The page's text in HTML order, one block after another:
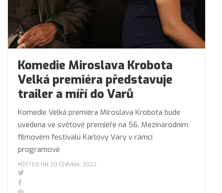
Komedie Miroslava Krobota
Velká premiéra představuje
trailer a míří do Varů
Komedie Velká premiéra Miroslava Krobota bude
uvedena ve světové premiéře na 56. Mezinárodním
filmovém festivalu Karlovy Vary v rámci
programové
POSTED ON 20 ČERVNA, 2022